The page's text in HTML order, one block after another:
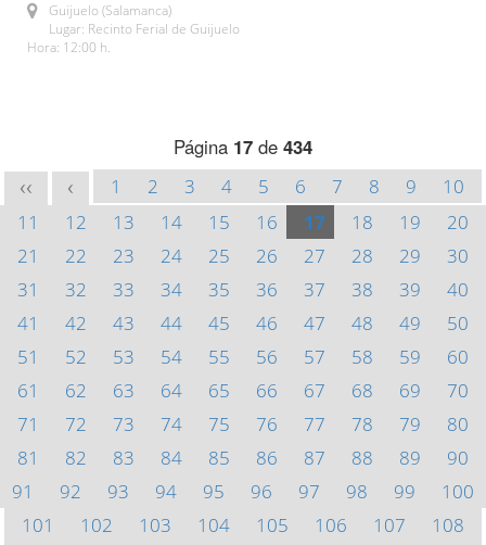
Guijuelo (Salamanca)
Lugar: Recinto Ferial de Guijuelo
Hora: 12:00 h.
Página 17 de 434
<< < 1 2 3 4 5 6 7 8 9
10
11
12 13 14 15 16 17 18 19
20
21
22 23 24 25 26 27 28 29
30
31
32 33 34 35 36 37 38 39
40
41
42 43 44 45 46 47 48 49
50
51
52 53 54 55 56 57 58 59
60
61
62 63 64 65 66 67 68 69
70
71
72 73 74 75 76 77 78 79
80
81
82 83 84 85 86 87 88 89
90
91
92 93 94 95 96 97 98 99
100
101
102 103 104 105 106 107
108